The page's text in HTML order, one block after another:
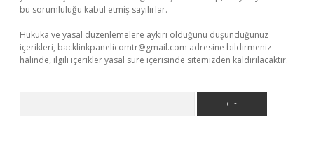
bu sorumluluğu kabul etmiş sayılırlar.
Hukuka ve yasal düzenlemelere aykırı olduğunu düşündüğünüz
içerikleri, backlinkpanelicomtr@gmail.com adresine bildirmeniz
halinde, ilgili içerikler yasal süre içerisinde sitemizden kaldırılacaktır.